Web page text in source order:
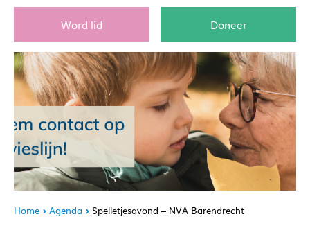
Word lid Doneer
Home Agenda Spelletjesavond – NVA Barendrecht